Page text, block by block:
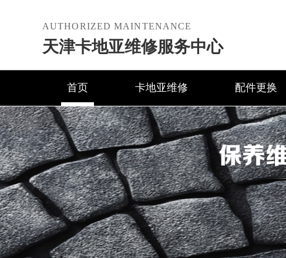
AUTHORIZED MAINTENANCE
天津卡地亚维修服务中心
首页 卡地亚维修 配件更换
保养